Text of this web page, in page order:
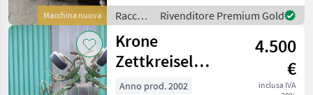
Macchina nuova
Raccolta
mangimi
/ Fendt
Rivenditore Premium Gold
Krone
Zettkreisel
6.70/6
4.500
€
inclusa IVA
Anno prod. 2002